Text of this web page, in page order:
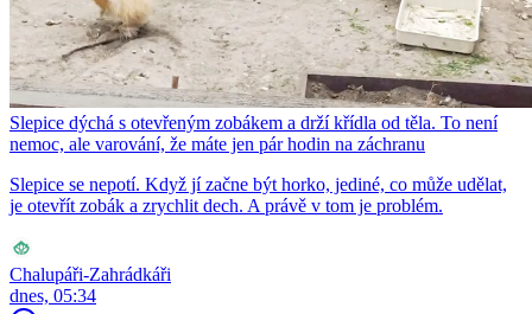
Slepice dýchá s otevřeným zobákem a drží křídla od těla. To není
nemoc, ale varování, že máte jen pár hodin na záchranu
Slepice se nepotí. Když jí začne být horko, jediné, co může udělat,
je otevřít zobák a zrychlit dech. A právě v tom je problém.
Chalupáři-Zahrádkáři
dnes, 05:34